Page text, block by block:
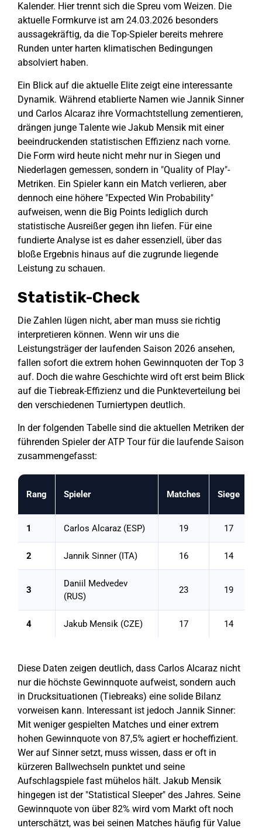
Kalender. Hier trennt sich die Spreu vom Weizen. Die
aktuelle Formkurve ist am 24.03.2026 besonders
aussagekräftig, da die Top-Spieler bereits mehrere
Runden unter harten klimatischen Bedingungen
absolviert haben.
Ein Blick auf die aktuelle Elite zeigt eine interessante
Dynamik. Während etablierte Namen wie Jannik Sinner
und Carlos Alcaraz ihre Vormachtstellung zementieren,
drängen junge Talente wie Jakub Mensik mit einer
beeindruckenden statistischen Effizienz nach vorne.
Die Form wird heute nicht mehr nur in Siegen und
Niederlagen gemessen, sondern in "Quality of Play"-
Metriken. Ein Spieler kann ein Match verlieren, aber
dennoch eine höhere "Expected Win Probability"
aufweisen, wenn die Big Points lediglich durch
statistische Ausreißer gegen ihn liefen. Für eine
fundierte Analyse ist es daher essenziell, über das
bloße Ergebnis hinaus auf die zugrunde liegende
Leistung zu schauen.
Statistik-Check
Die Zahlen lügen nicht, aber man muss sie richtig
interpretieren können. Wenn wir uns die
Leistungsträger der laufenden Saison 2026 ansehen,
fallen sofort die extrem hohen Gewinnquoten der Top 3
auf. Doch die wahre Geschichte wird oft erst beim Blick
auf die Tiebreak-Effizienz und die Punkteverteilung bei
den verschiedenen Turniertypen deutlich.
In der folgenden Tabelle sind die aktuellen Metriken der
führenden Spieler der ATP Tour für die laufende Saison
zusammengefasst:
Rang Spieler Matches Siege
1 Carlos Alcaraz (ESP) 19 17
2 Jannik Sinner (ITA) 16 14
3
Daniil Medvedev
(RUS)
23 19
4 Jakub Mensik (CZE) 17 14
Diese Daten zeigen deutlich, dass Carlos Alcaraz nicht
nur die höchste Gewinnquote aufweist, sondern auch
in Drucksituationen (Tiebreaks) eine solide Bilanz
vorweisen kann. Interessant ist jedoch Jannik Sinner:
Mit weniger gespielten Matches und einer extrem
hohen Gewinnquote von 87,5% agiert er hocheffizient.
Wer auf Sinner setzt, muss wissen, dass er oft in
kürzeren Ballwechseln punktet und seine
Aufschlagspiele fast mühelos hält. Jakub Mensik
hingegen ist der "Statistical Sleeper" des Jahres. Seine
Gewinnquote von über 82% wird vom Markt oft noch
unterschätzt, was bei seinen Matches häufig für Value